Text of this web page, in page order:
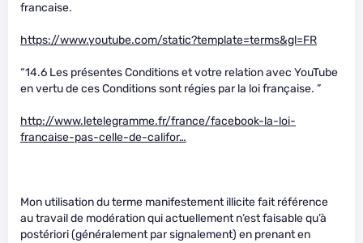
francaise.
https://www.youtube.com/static?template=terms&gl=FR
“14.6 Les présentes Conditions et votre relation avec YouTube
en vertu de ces Conditions sont régies par la loi française. ”
http://www.letelegramme.fr/france/facebook-la-loi-
francaise-pas-celle-de-califor…
Mon utilisation du terme manifestement illicite fait référence
au travail de modération qui actuellement n’est faisable qu’à
postériori (généralement par signalement) en prenant en